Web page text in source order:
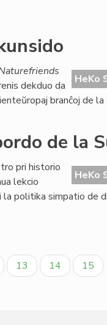
HeKo
dekduo da
branĉoj de la
de la
HeKo
pri historio
lekcio
la politika simpatio de
Paĝo
13 Paĝo
14 Paĝo
15